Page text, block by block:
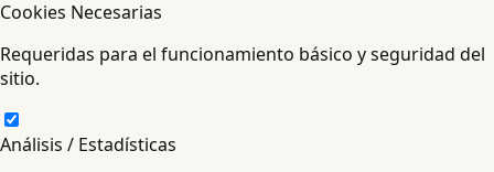
Cookies Necesarias
Requeridas para el funcionamiento básico y seguridad del
sitio.
Análisis / Estadísticas